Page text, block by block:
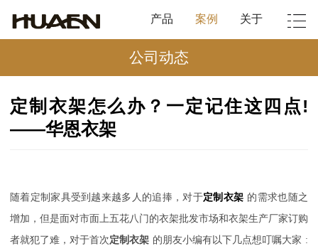
产品 案例 关于
公司动态
定制衣架怎么办？一定记住这四点!
——华恩衣架
随着定制家具受到越来越多人的追捧，对于定制衣架 的需求也随之
增加，但是面对市面上五花八门的衣架批发市场和衣架生产厂家订购
者就犯了难，对于首次定制衣架 的朋友小编有以下几点想叮嘱大家 :